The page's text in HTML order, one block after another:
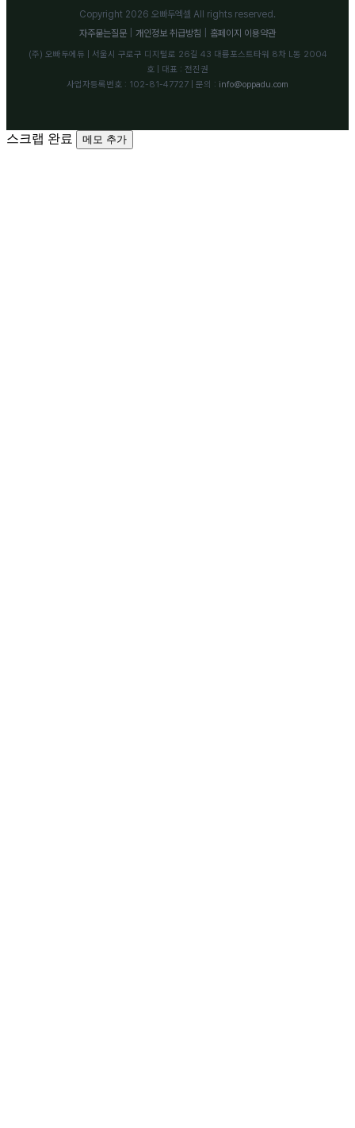
Copyright 2026 오빠두엑셀 All rights reserved.
자주묻는질문
개인정보 취급방침 홈페이지 이용약관
(주) 오빠두에듀 | 서울시 구로구 디지털로 26길 43 대륭포스트타워 8차 L동 2004
호 | 대표 : 전진권
사업자등록번호 : 102-81-47727 | 문의 : info@oppadu.com
스크랩 완료 메모 추가